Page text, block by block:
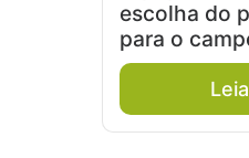
escolha do
para o